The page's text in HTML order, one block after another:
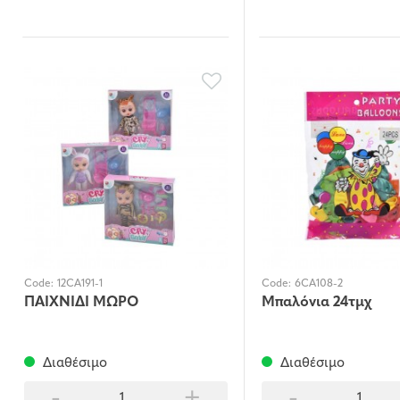
Code: 12CA191-1
ΠΑΙΧΝΙΔΙ ΜΩΡΟ
Διαθέσιμο
Code: 6CA108-2
Μπαλόνια 24τμχ
Διαθέσιμο